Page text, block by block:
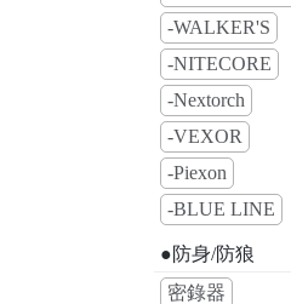
-WALKER'S
-NITECORE
-Nextorch
-VEXOR
-Piexon
-BLUE LINE
●防身/防狼
密錄器